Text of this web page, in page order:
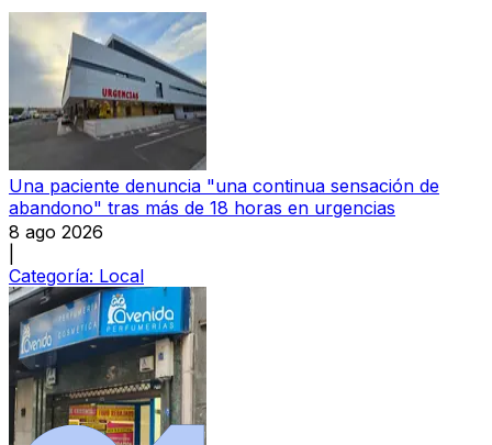
Una paciente denuncia "una continua sensación de
abandono" tras más de 18 horas en urgencias
8 ago 2026
Categoría: Local